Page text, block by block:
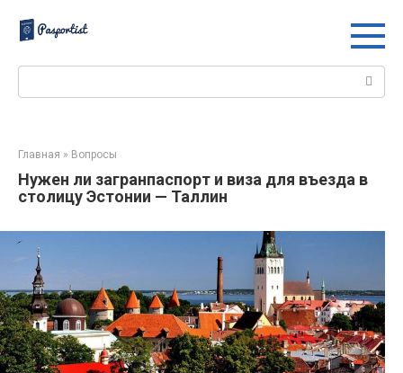
контенту
Главная » Вопросы
Нужен ли загранпаспорт и виза для въезда в
столицу Эстонии — Таллин